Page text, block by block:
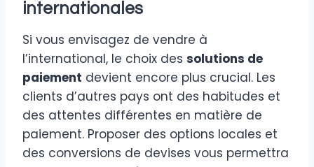
internationales
Si vous envisagez de vendre à
l’international, le choix des solutions de
paiement devient encore plus crucial. Les
clients d’autres pays ont des habitudes et
des attentes différentes en matière de
paiement. Proposer des options locales et
des conversions de devises vous permettra